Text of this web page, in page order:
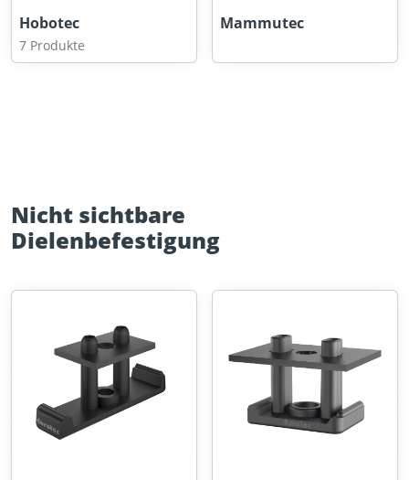
Hobotec
7 Produkte
Mammutec
Nicht sichtbare
Dielenbefestigung